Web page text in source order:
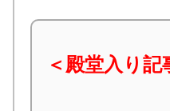
＜殿堂入り記